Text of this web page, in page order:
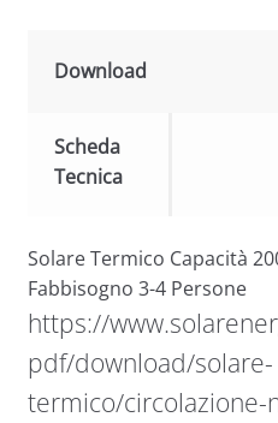
Download
Scheda
Tecnica
Solare Termico Capacità
Fabbisogno 3-4 Persone
https://
pdf/download/solare-
termico/circolazione-